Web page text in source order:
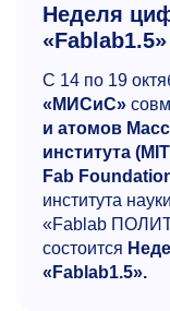
Неделя
«Fablab1.5»
С 14 по 19
«МИСиС»
и атомов
института
Fab
института
«Fablab
состоится
«Fablab1.5».